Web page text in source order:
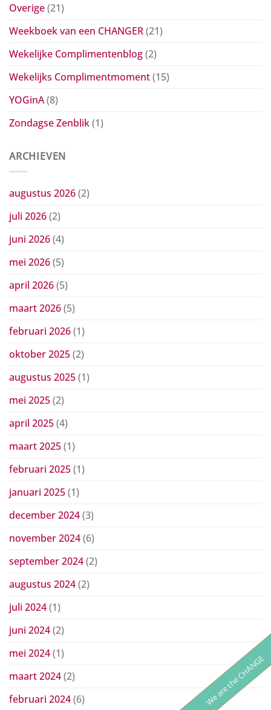
Overige(21)
Weekboek van een CHANGER(21)
Wekelijke Complimentenblog(2)
Wekelijks Complimentmoment(15)
YOGinA(8)
Zondagse Zenblik(1)
ARCHIEVEN
augustus 2026(2)
juli 2026(2)
juni 2026(4)
mei 2026(5)
april 2026(5)
maart 2026(5)
februari 2026(1)
oktober 2025(2)
augustus 2025(1)
mei 2025(2)
april 2025(4)
maart 2025(1)
februari 2025(1)
januari 2025(1)
december 2024(3)
november 2024(6)
september 2024(2)
augustus 2024(2)
juli 2024(1)
juni 2024(2)
mei 2024(1)
maart 2024(2)
februari 2024(6) We are the CHANGE